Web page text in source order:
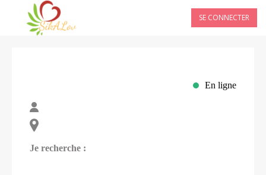
SE CONNECTER
En ligne
Je recherche :